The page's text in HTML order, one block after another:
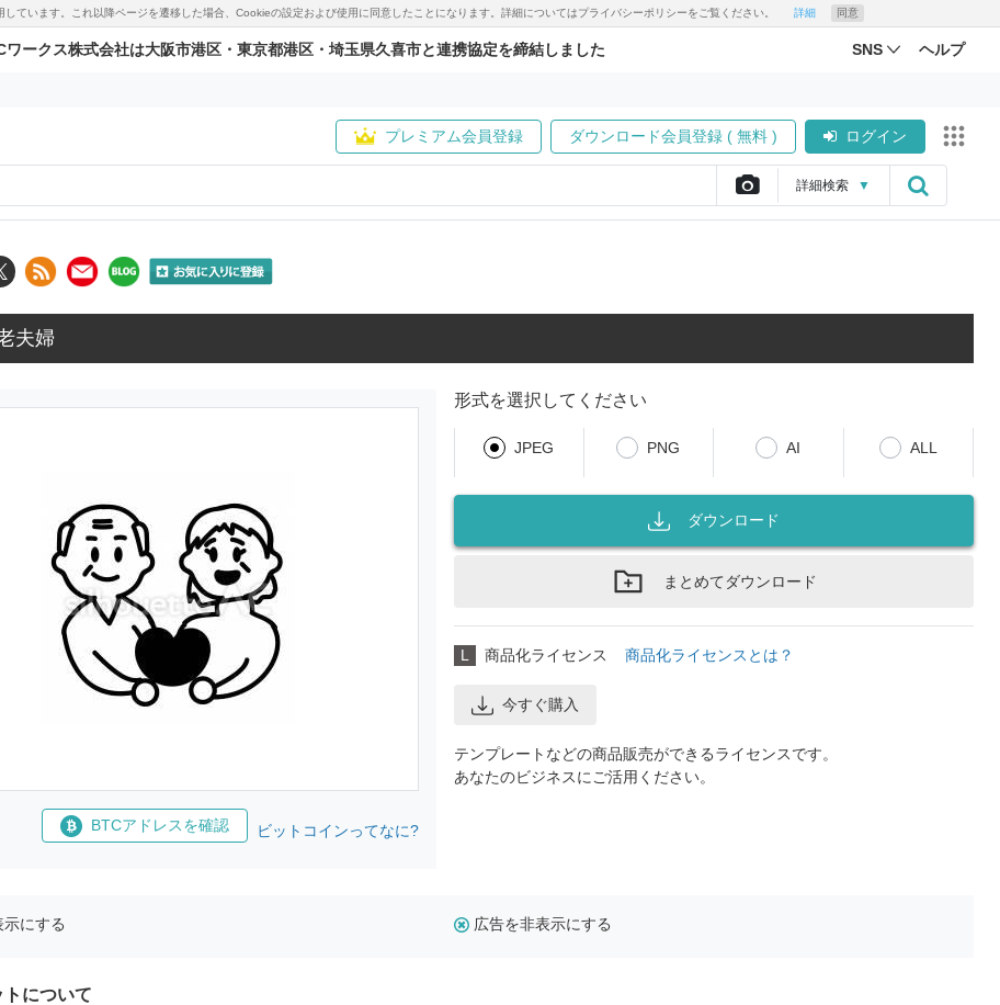
ています。これ以降ページを遷移した場合、Cookieの設定および使用に同意したことになります。詳細についてはプライバシーポリシーをご覧ください。 詳細 同意
ワークス株式会社は大阪市港区・東京都港区・埼玉県久喜市と連携協定を締結しました SNS ヘルプ
プレミアム会員登録 ダウンロード会員登録 ( 無料 ) ログイン
詳細検索 ▼
夫婦
BTCアドレスを確認 ビットコインってなに?
形式を選択してください
JPEG PNG AI ALL
ダウンロード
まとめてダウンロード
L 商品化ライセンス 商品化ライセンスとは？
今すぐ購入
テンプレートなどの商品販売ができるライセンスです。
あなたのビジネスにご活用ください。
にする 広告を非表示にする
について